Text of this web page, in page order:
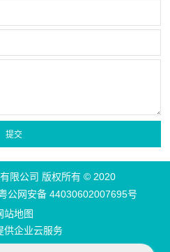
限公司 版权所有 © 2020
公网安备 44030602007695号
站地图
供企业云服务